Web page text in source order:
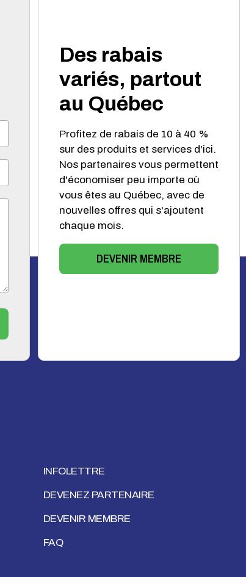
Des rabais
variés, partout
au Québec
Profitez de rabais de 10 à 40 %
sur des produits et services d'ici.
Nos partenaires vous permettent
d'économiser peu importe où
vous êtes au Québec, avec de
nouvelles offres qui s'ajoutent
chaque mois.
DEVENIR MEMBRE
INFOLETTRE
DEVENEZ PARTENAIRE
DEVENIR MEMBRE
FAQ